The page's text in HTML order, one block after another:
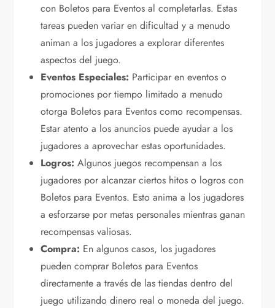
con Boletos para Eventos al completarlas. Estas
tareas pueden variar en dificultad y a menudo
animan a los jugadores a explorar diferentes
aspectos del juego.
Eventos Especiales: Participar en eventos o
promociones por tiempo limitado a menudo
otorga Boletos para Eventos como recompensas.
Estar atento a los anuncios puede ayudar a los
jugadores a aprovechar estas oportunidades.
Logros: Algunos juegos recompensan a los
jugadores por alcanzar ciertos hitos o logros con
Boletos para Eventos. Esto anima a los jugadores
a esforzarse por metas personales mientras ganan
recompensas valiosas.
Compra: En algunos casos, los jugadores
pueden comprar Boletos para Eventos
directamente a través de las tiendas dentro del
juego utilizando dinero real o moneda del juego.